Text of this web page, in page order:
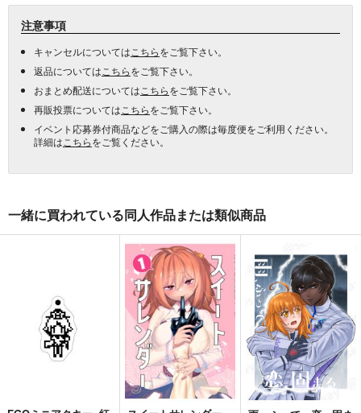
注意事項
キャンセルについては こちらをご覧下さい。
返品については こちらをご覧下さい。
おまとめ配送については こちらをご覧下さい。
再販投票については こちらをご覧下さい。
イベント応募券付商品などをご購入の際は毎度便をご利用ください。
詳細は こちらをご覧ください。
一緒に買われている同人作品または類似商品